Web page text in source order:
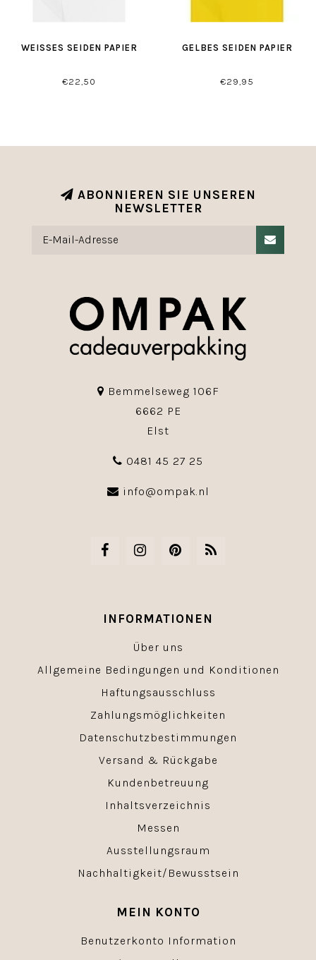
WEISSES SEIDEN PAPIER
€22,50
GELBES SEIDEN PAPIER
€29,95
ABONNIEREN SIE UNSEREN
NEWSLETTER
Bemmelseweg 106F
6662 PE
Elst
0481 45 27 25
info@ompak.nl
INFORMATIONEN
Über uns
Allgemeine Bedingungen und Konditionen
Haftungsausschluss
Zahlungsmöglichkeiten
Datenschutzbestimmungen
Versand & Rückgabe
Kundenbetreuung
Inhaltsverzeichnis
Messen
Ausstellungsraum
Nachhaltigkeit/Bewusstsein
MEIN KONTO
Benutzerkonto Information